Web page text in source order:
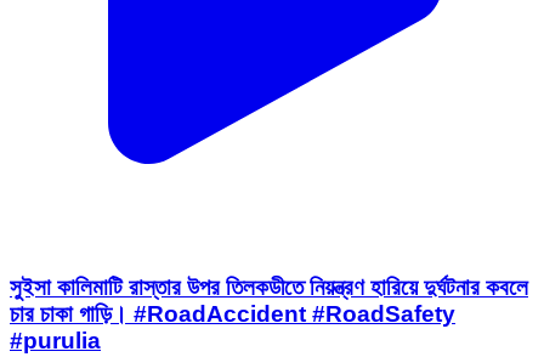
সুইসা কালিমাটি রাস্তার উপর তিলকডীতে নিয়ন্ত্রণ হারিয়ে দুর্ঘটনার কবলে
চার চাকা গাড়ি। #RoadAccident #RoadSafety
#purulia